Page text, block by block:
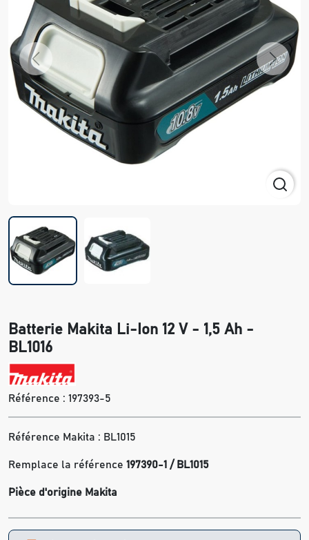
Previous Next
Batterie Makita Li-Ion 12 V - 1,5 Ah -
BL1016
Référence : 197393-5
Référence Makita : BL1015
Remplace la référence 197390-1 / BL1015
Pièce d'origine Makita